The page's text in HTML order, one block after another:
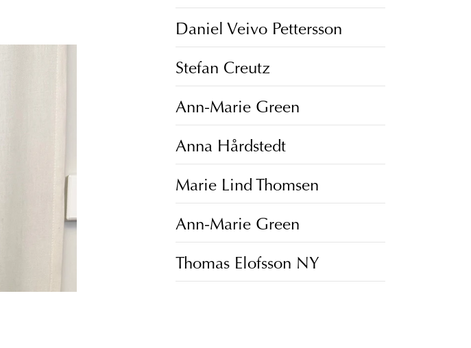
Daniel Veivo Pettersson
Stefan Creutz
Ann-Marie Green
Anna Hårdstedt
Marie Lind Thomsen
Ann-Marie Green
Thomas Elofsson NY